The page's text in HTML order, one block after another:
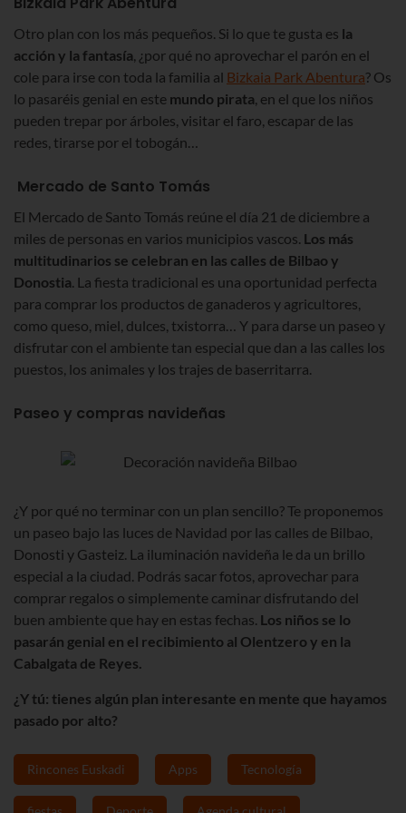
Otro plan con los más pequeños. Si lo que te gusta es la
acción y la fantasía, ¿por qué no aprovechar el parón en el
cole para irse con toda la familia al Bizkaia Park Abentura? Os
lo pasaréis genial en este mundo pirata, en el que los niños
pueden trepar por árboles, visitar el faro, escapar de las
redes, tirarse por el tobogán…
Mercado de Santo Tomás
El Mercado de Santo Tomás reúne el día 21 de diciembre a
miles de personas en varios municipios vascos. Los más
multitudinarios se celebran en las calles de Bilbao y
Donostia. La fiesta tradicional es una oportunidad perfecta
para comprar los productos de ganaderos y agricultores,
como queso, miel, dulces, txistorra… Y para darse un paseo y
disfrutar con el ambiente tan especial que dan a las calles los
puestos, los animales y los trajes de baserritarra.
Paseo y compras navideñas
¿Y por qué no terminar con un plan sencillo? Te proponemos
un paseo bajo las luces de Navidad por las calles de Bilbao,
Donosti y Gasteiz. La iluminación navideña le da un brillo
especial a la ciudad. Podrás sacar fotos, aprovechar para
comprar regalos o simplemente caminar disfrutando del
buen ambiente que hay en estas fechas. Los niños se lo
pasarán genial en el recibimiento al Olentzero y en la
Cabalgata de Reyes.
¿Y tú: tienes algún plan interesante en mente que hayamos
pasado por alto?
Rincones Euskadi Apps Tecnología